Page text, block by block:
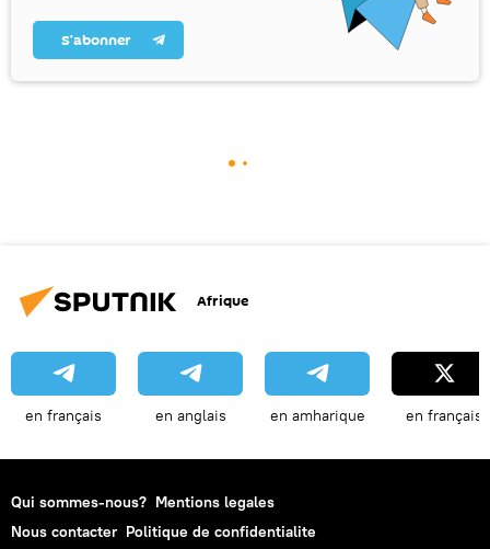
S’abonner
Afrique
en français en anglais en amharique en français
Qui sommes-nous? Mentions legales
Nous contacter Politique de confidentialite